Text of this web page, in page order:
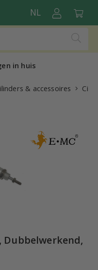
NL
in huis
& accessoires
Dubbelwerkend,